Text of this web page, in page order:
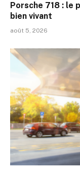
Porsche 718 : le
bien vivant
août 5, 2026